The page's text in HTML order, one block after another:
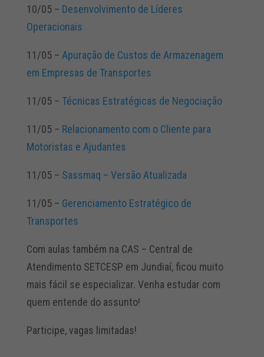
10/05 – Desenvolvimento de Líderes
Operacionais
11/05 – Apuração de Custos de Armazenagem
em Empresas de Transportes
11/05 – Técnicas Estratégicas de Negociação
11/05 – Relacionamento com o Cliente para
Motoristas e Ajudantes
11/05 – Sassmaq – Versão Atualizada
11/05 – Gerenciamento Estratégico de
Transportes
Com aulas também na CAS – Central de
Atendimento SETCESP em Jundiaí, ficou muito
mais fácil se especializar. Venha estudar com
quem entende do assunto!
Participe, vagas limitadas!